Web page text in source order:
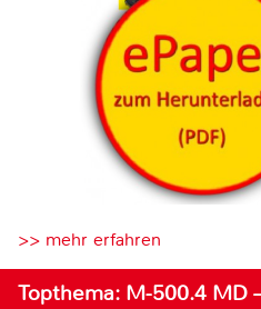
>> mehr erfahren
Topthema: M-500.4 MD